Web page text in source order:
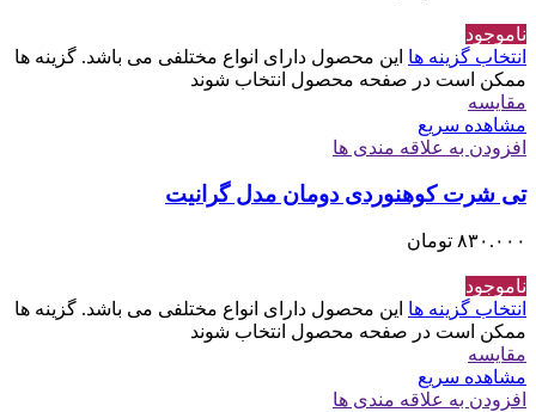
ناموجود
انتخاب گزینه ها این محصول دارای انواع مختلفی می باشد. گزینه ها
ممکن است در صفحه محصول انتخاب شوند
مقایسه
مشاهده سریع
افزودن به علاقه مندی ها
تی شرت کوهنوردی دومان مدل گرانیت
۸۳۰.۰۰۰ تومان
ناموجود
انتخاب گزینه ها این محصول دارای انواع مختلفی می باشد. گزینه ها
ممکن است در صفحه محصول انتخاب شوند
مقایسه
مشاهده سریع
افزودن به علاقه مندی ها